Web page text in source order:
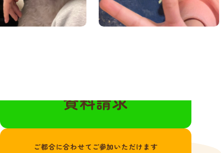
資料請求
ご都合に合わせてご参加いただけます